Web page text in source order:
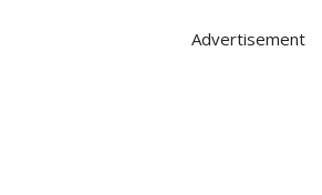
Advertisement